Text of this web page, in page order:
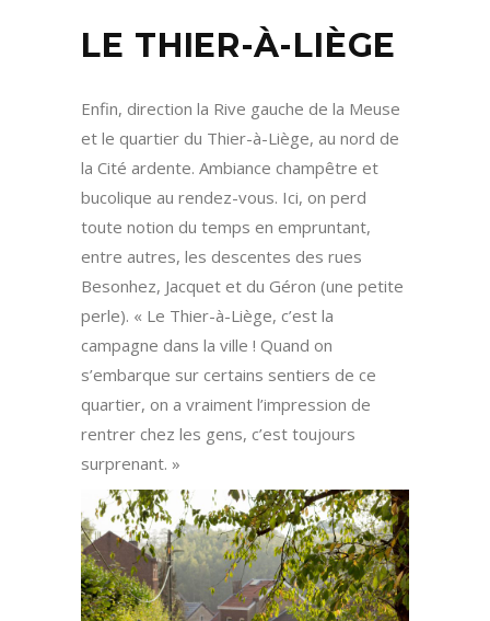
LE THIER-À-LIÈGE
Enfin, direction la Rive gauche de la Meuse
et le quartier du Thier-à-Liège, au nord de
la Cité ardente. Ambiance champêtre et
bucolique au rendez-vous. Ici, on perd
toute notion du temps en empruntant,
entre autres, les descentes des rues
Besonhez, Jacquet et du Géron (une petite
perle). « Le Thier-à-Liège, c’est la
campagne dans la ville ! Quand on
s’embarque sur certains sentiers de ce
quartier, on a vraiment l’impression de
rentrer chez les gens, c’est toujours
surprenant. »